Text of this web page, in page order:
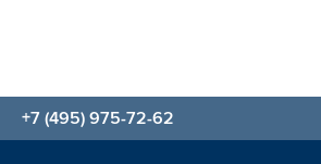
+7 (495) 975-72-62